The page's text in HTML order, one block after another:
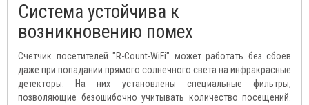
Система устойчива к
возникновению помех
Счетчик посетителей "R-Count-WiFi" может работать без сбоев
даже при попадании прямого солнечного света на инфракрасные
детекторы. На них установлены специальные фильтры,
позволяющие безошибочно учитывать количество посещений.